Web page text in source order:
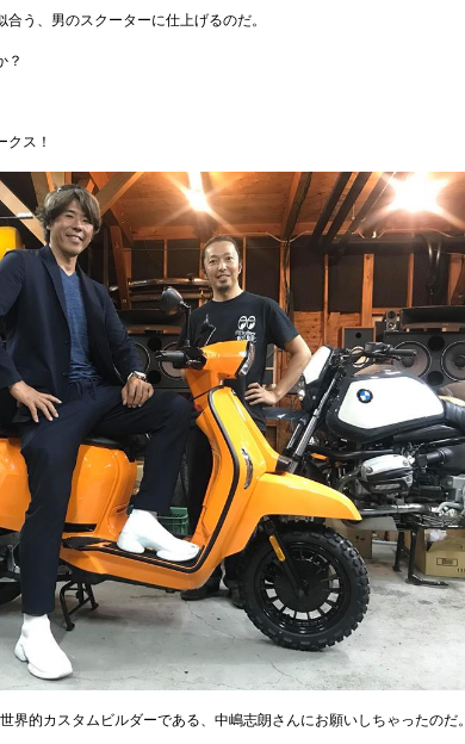
う、男のスクーターに仕上げるのだ。
？
クス！
界的カスタムビルダーである、中嶋志朗さんにお願いしちゃったのだ。